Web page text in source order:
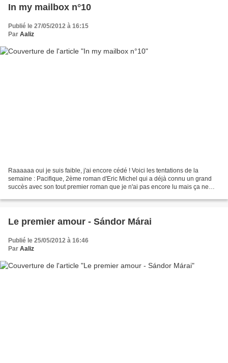
In my mailbox n°10
Publié le 27/05/2012 à 16:15
Par Aaliz
Raaaaaa oui je suis faible, j'ai encore cédé ! Voici les tentations de la
semaine : Pacifique, 2ème roman d'Eric Michel qui a déjà connu un grand
succès avec son tout premier roman que je n'ai pas encore lu mais ça ne
Le premier amour - Sándor Márai
Publié le 25/05/2012 à 16:46
Par Aaliz